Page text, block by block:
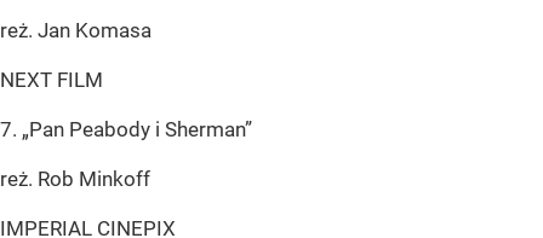
reż. Jan Komasa
NEXT FILM
7. „Pan Peabody i Sherman”
reż. Rob Minkoff
IMPERIAL CINEPIX